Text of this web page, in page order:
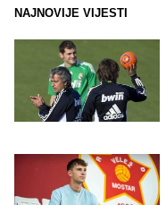
NAJNOVIJE VIJESTI